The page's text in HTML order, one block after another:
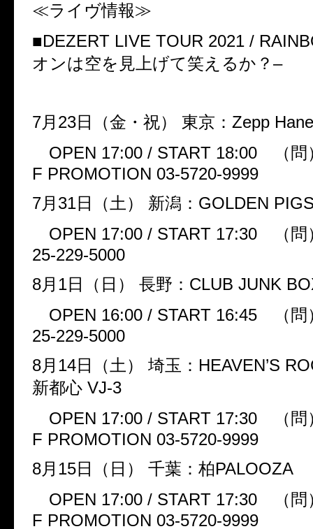
≪ライヴ情報≫
■DEZERT LIVE TOUR 2021 /
オンは空を見上げて笑えるか？ –
7月 23日（金・祝） 東京： Zepp
OPEN 17:00 / START 18:00 （問
F PROMOTION 03-5720-9999
7月 31日（土） 新潟： GOLDEN
OPEN 17:00 / START 17:30 （問
25-229-5000
8月 1日（日） 長野： CLUB JUNK
OPEN 16:00 / START 16:45 （問
25-229-5000
8月 14日（土） 埼玉： HEAVEN’S
新都心 VJ-3
OPEN 17:00 / START 17:30 （問
F PROMOTION 03-5720-9999
8月 15日（日） 千葉：柏PALOOZA
OPEN 17:00 / START 17:30 （問
F PROMOTION 03-5720-9999